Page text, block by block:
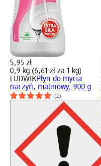
5,95 zł
0,9 kg (6,61 zł za 1 kg)
LUDWIKPłyn do mycia
naczyń, malinowy, 900 g
(2)